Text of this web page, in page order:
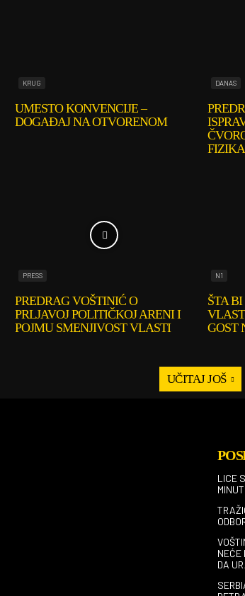
KRUG
UMESTO KONVENCIJE –
DOGAĐAJ NA OTVORENOM
DANAS
PRESS
PREDRAG VOŠTINIĆ O
PRLJAVOJ POLITIČKOJ ARENI I
POJMU SMENJIVOST VLASTI
N1
ŠTA
GOST
UČITAJ JOŠ
LICE
MINUTI
NEĆE
DA